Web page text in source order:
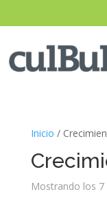
Inicio /
Mostrando los 7